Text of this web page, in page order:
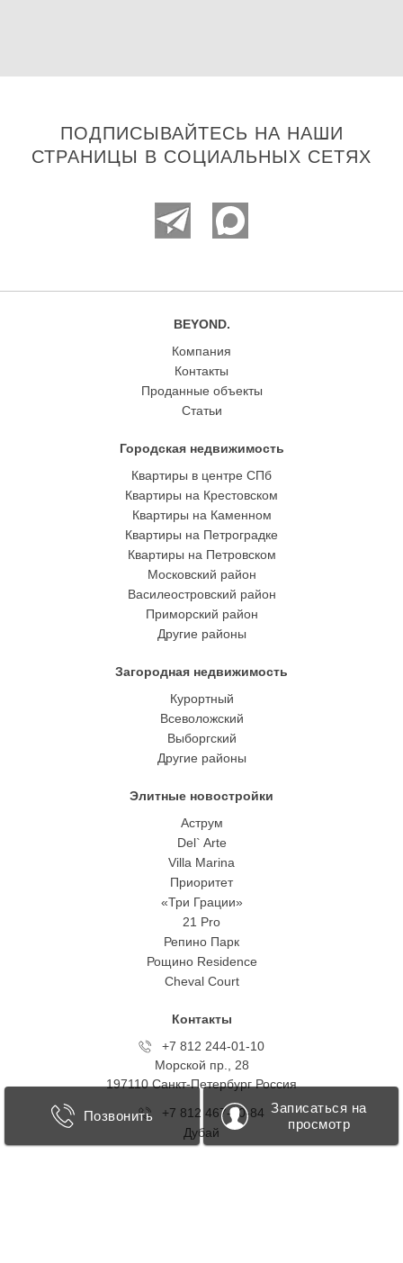
ПОДПИСЫВАЙТЕСЬ НА НАШИ
СТРАНИЦЫ В СОЦИАЛЬНЫХ СЕТЯХ
Позвонить
Записаться на
просмотр
BEYOND.
Компания
Контакты
Проданные объекты
Статьи
Городская недвижимость
Квартиры в центре СПб
Квартиры на Крестовском
Квартиры на Каменном
Квартиры на Петроградке
Квартиры на Петровском
Московский район
Василеостровский район
Приморский район
Другие районы
Загородная недвижимость
Курортный
Всеволожский
Выборгский
Другие районы
Элитные новостройки
Аструм
Del` Arte
Villa Marina
Приоритет
«Три Грации»
21 Pro
Репино Парк
Рощино Residence
Cheval Court
Контакты
+7 812 244-01-10
Морской пр., 28
197110 Санкт-Петербург Росcия
+7 812 467-40-84
Дубай